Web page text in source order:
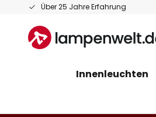
Über 25 Jahre Erfahrung
Zum
springen
Innenleuchten